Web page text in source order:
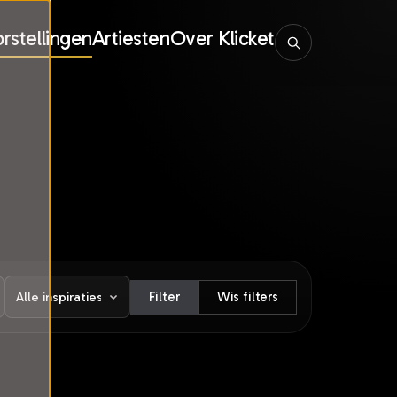
ArtiestenOver Klicket
Filter Wis filters